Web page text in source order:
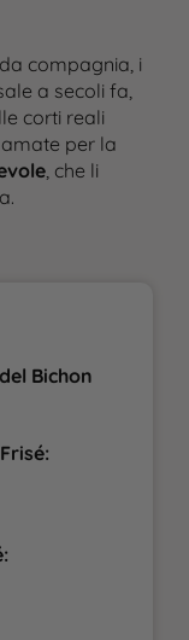
compagnia, i
a secoli fa,
corti reali
per la
, che li
Bichon